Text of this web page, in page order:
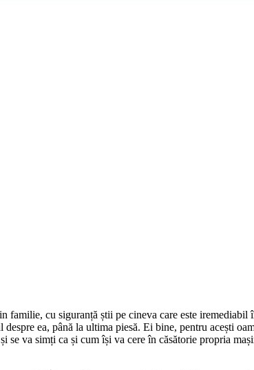
cu siguranță știi pe cineva care este iremediabil
ea, până la ultima piesă. Ei bine, pentru acești
va simți ca și cum își va cere în căsătorie propria